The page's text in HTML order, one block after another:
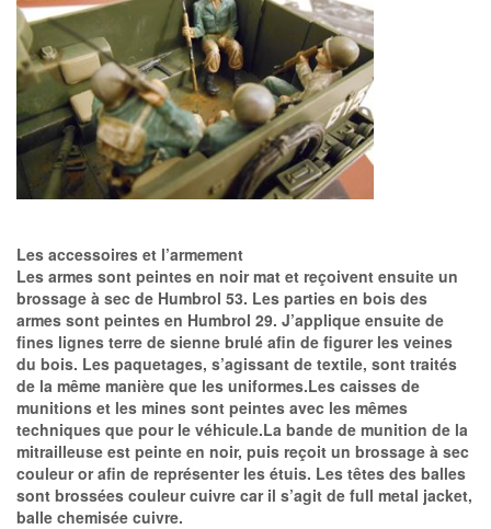
Les accessoires et l’armement
Les armes sont peintes en noir mat et reçoivent ensuite un
brossage à sec de Humbrol 53. Les parties en bois des
armes sont peintes en Humbrol 29. J’applique ensuite de
fines lignes terre de sienne brulé afin de figurer les veines
du bois. Les paquetages, s’agissant de textile, sont traités
de la même manière que les uniformes.Les caisses de
munitions et les mines sont peintes avec les mêmes
techniques que pour le véhicule.La bande de munition de la
mitrailleuse est peinte en noir, puis reçoit un brossage à sec
couleur or afin de représenter les étuis. Les têtes des balles
sont brossées couleur cuivre car il s’agit de full metal jacket,
balle chemisée cuivre.